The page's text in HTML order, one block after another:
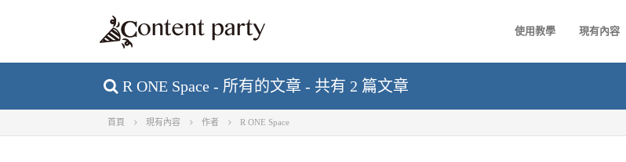
使用教學 現有內容
R ONE Space - 所有的文章 - 共有 2 篇文章
首頁 現有內容 作者 R ONE Space